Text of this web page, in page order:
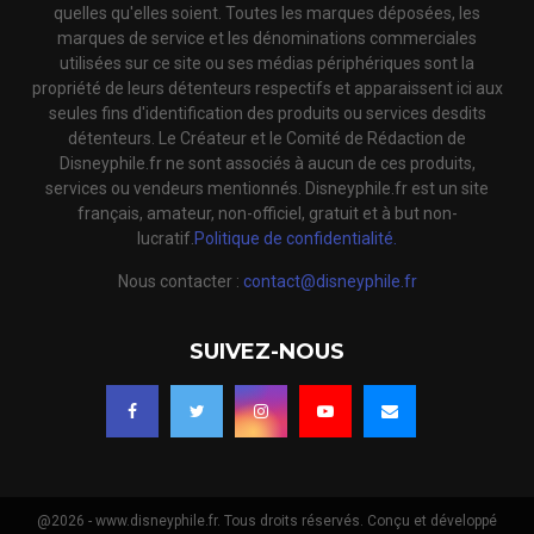
quelles qu'elles soient. Toutes les marques déposées, les
marques de service et les dénominations commerciales
utilisées sur ce site ou ses médias périphériques sont la
propriété de leurs détenteurs respectifs et apparaissent ici aux
seules fins d'identification des produits ou services desdits
détenteurs. Le Créateur et le Comité de Rédaction de
Disneyphile.fr ne sont associés à aucun de ces produits,
services ou vendeurs mentionnés. Disneyphile.fr est un site
français, amateur, non-officiel, gratuit et à but non-
lucratif.Politique de confidentialité.
Nous contacter : contact@disneyphile.fr
SUIVEZ-NOUS
@2026 - www.disneyphile.fr. Tous droits réservés. Conçu et développé